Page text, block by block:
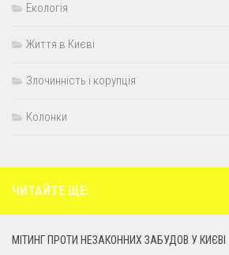
Екологія
Життя в Києві
Злочинність і корупція
Колонки
ЧИТАЙТЕ ЩЕ:
МІТИНГ ПРОТИ НЕЗАКОННИХ ЗАБУДОВ У КИЄВІ